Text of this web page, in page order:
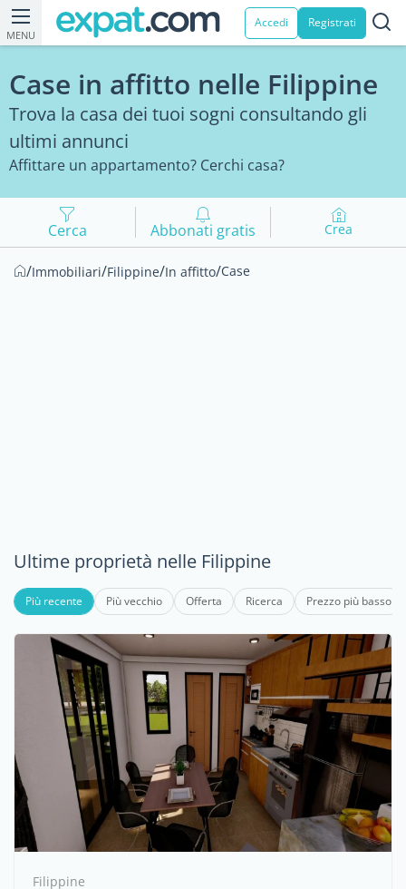
MENU
Accedi Registrati
Case in affitto nelle Filippine
Trova la casa dei tuoi sogni consultando gli
ultimi annunci
Affittare un appartamento? Cerchi casa?
Cerca Abbonati gratis Crea
/Immobiliari/Filippine/In affitto/Case
Ultime proprietà nelle Filippine
Più recente Più vecchio Offerta Ricerca Prezzo più basso
Filippine